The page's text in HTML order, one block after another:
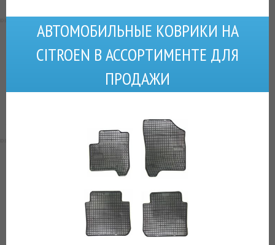
АВТОМОБИЛЬНЫЕ КОВРИКИ НА
CITROEN В АССОРТИМЕНТЕ ДЛЯ
ПРОДАЖИ